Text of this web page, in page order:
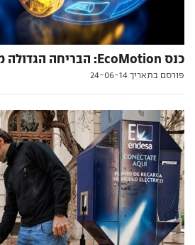
כנס EcoMotion: הבריחה הגדולה מהנפט
פורסם בתאריך 24-06-14